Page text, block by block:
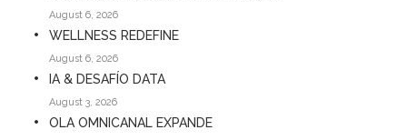
August 6, 2026
WELLNESS REDEFINE
August 6, 2026
IA & DESAFÍO DATA
August 3, 2026
OLA OMNICANAL EXPANDE